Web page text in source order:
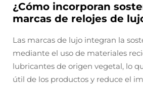
¿Cómo incorporan
marcas de relojes de
Las marcas de lujo integran la
mediante el uso de materiales
lubricantes de origen vegetal, lo
útil de los productos y reduce el